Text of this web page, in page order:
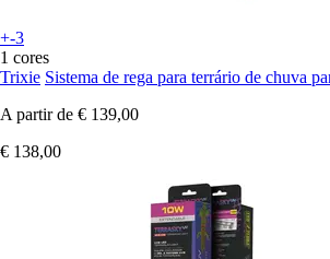
+-3
1 cores
Trixie Sistema de rega para terrário de chuva
A partir de € 139,00
€ 138,00